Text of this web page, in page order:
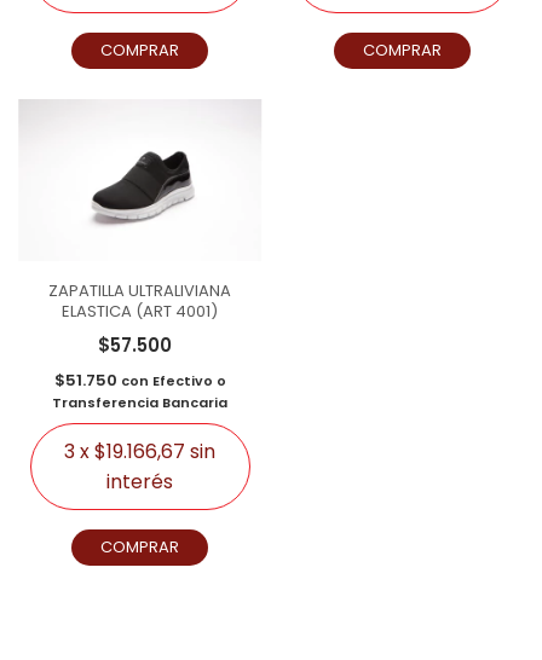
COMPRAR COMPRAR
ZAPATILLA ULTRALIVIANA
ELASTICA (ART 4001)
$57.500
$51.750 con Efectivo o
Transferencia Bancaria
3x$19.166,67 sin
interés
COMPRAR